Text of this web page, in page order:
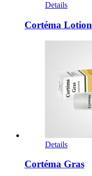
Details
Cortéma Lotion
Details
Cortéma Gras